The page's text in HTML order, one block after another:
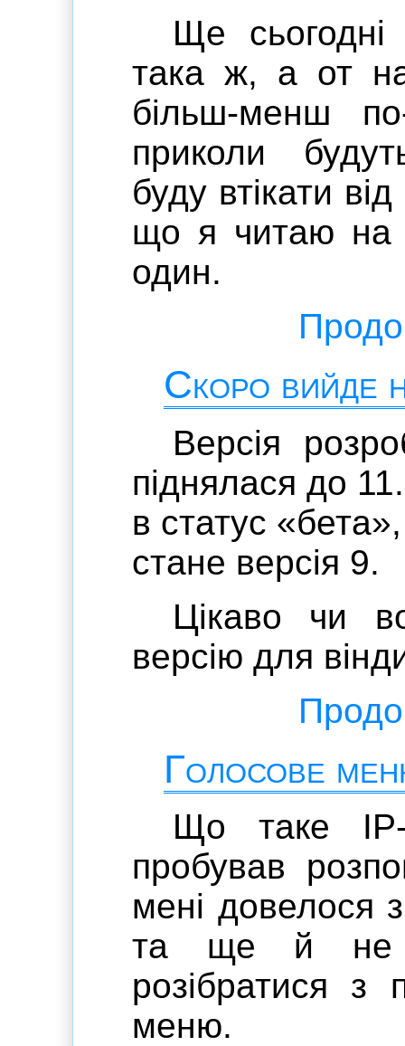
Ще сьогодні
така ж, а от
більш-менш
приколи
буду втікати
що я читаю на
один.
Скоро вийде
Версія
піднялася до
в статус
стане версія 9.
Цікаво чи
версію для
Голосове
Що таке IP-
пробував
мені довелося
та ще й не
розібратися з
меню.